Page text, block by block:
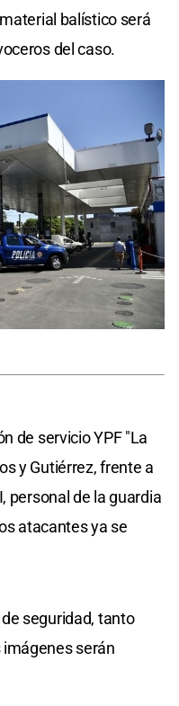
balístico será
del caso.
de servicio YPF "La
y Gutiérrez, frente a
personal de la guardia
atacantes ya se
seguridad, tanto
serán